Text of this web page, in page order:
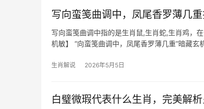
写向蛮笺曲调中，凤尾香罗薄几
写向蛮笺曲调中指的是生肖鼠,生肖蛇,生肖鸡，
机敏】 “向蛮笺曲调中，凤尾香罗薄几重”暗藏
生肖解说 2026年5月5日
白璧微瑕代表什么生肖，完美解